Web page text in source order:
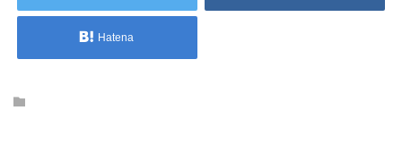
Hatena